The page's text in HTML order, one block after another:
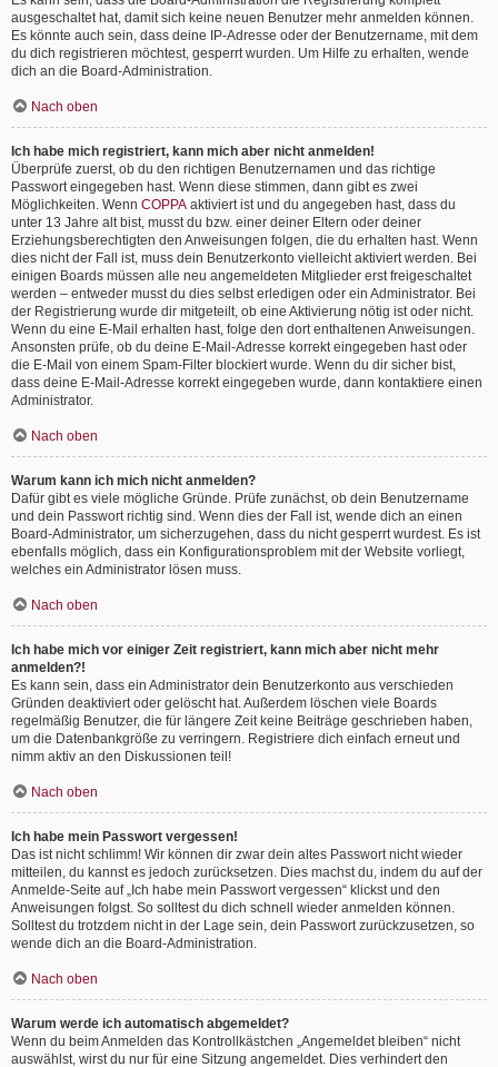
ausgeschaltet hat, damit sich keine neuen Benutzer mehr anmelden können.
Es könnte auch sein, dass deine IP-Adresse oder der Benutzername, mit dem
du dich registrieren möchtest, gesperrt wurden. Um Hilfe zu erhalten, wende
dich an die Board-Administration.
Nach oben
Ich habe mich registriert, kann mich aber nicht anmelden!
Überprüfe zuerst, ob du den richtigen Benutzernamen und das richtige
Passwort eingegeben hast. Wenn diese stimmen, dann gibt es zwei
Möglichkeiten. Wenn COPPA aktiviert ist und du angegeben hast, dass du
unter 13 Jahre alt bist, musst du bzw. einer deiner Eltern oder deiner
Erziehungsberechtigten den Anweisungen folgen, die du erhalten hast. Wenn
dies nicht der Fall ist, muss dein Benutzerkonto vielleicht aktiviert werden. Bei
einigen Boards müssen alle neu angemeldeten Mitglieder erst freigeschaltet
werden – entweder musst du dies selbst erledigen oder ein Administrator. Bei
der Registrierung wurde dir mitgeteilt, ob eine Aktivierung nötig ist oder nicht.
Wenn du eine E-Mail erhalten hast, folge den dort enthaltenen Anweisungen.
Ansonsten prüfe, ob du deine E-Mail-Adresse korrekt eingegeben hast oder
die E-Mail von einem Spam-Filter blockiert wurde. Wenn du dir sicher bist,
dass deine E-Mail-Adresse korrekt eingegeben wurde, dann kontaktiere einen
Administrator.
Nach oben
Warum kann ich mich nicht anmelden?
Dafür gibt es viele mögliche Gründe. Prüfe zunächst, ob dein Benutzername
und dein Passwort richtig sind. Wenn dies der Fall ist, wende dich an einen
Board-Administrator, um sicherzugehen, dass du nicht gesperrt wurdest. Es ist
ebenfalls möglich, dass ein Konfigurationsproblem mit der Website vorliegt,
welches ein Administrator lösen muss.
Nach oben
Ich habe mich vor einiger Zeit registriert, kann mich aber nicht mehr
anmelden?!
Es kann sein, dass ein Administrator dein Benutzerkonto aus verschieden
Gründen deaktiviert oder gelöscht hat. Außerdem löschen viele Boards
regelmäßig Benutzer, die für längere Zeit keine Beiträge geschrieben haben,
um die Datenbankgröße zu verringern. Registriere dich einfach erneut und
nimm aktiv an den Diskussionen teil!
Nach oben
Ich habe mein Passwort vergessen!
Das ist nicht schlimm! Wir können dir zwar dein altes Passwort nicht wieder
mitteilen, du kannst es jedoch zurücksetzen. Dies machst du, indem du auf der
Anmelde-Seite auf „Ich habe mein Passwort vergessen“ klickst und den
Anweisungen folgst. So solltest du dich schnell wieder anmelden können.
Solltest du trotzdem nicht in der Lage sein, dein Passwort zurückzusetzen, so
wende dich an die Board-Administration.
Nach oben
Warum werde ich automatisch abgemeldet?
Wenn du beim Anmelden das Kontrollkästchen „Angemeldet bleiben“ nicht
auswählst, wirst du nur für eine Sitzung angemeldet. Dies verhindert den